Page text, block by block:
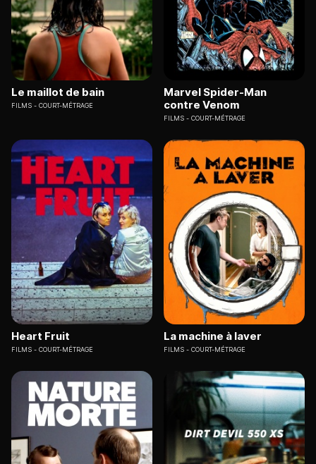
Le maillot de bain
FILMS COURT-MÉTRAGE
Marvel Spider-Man
contre Venom
FILMS COURT-MÉTRAGE
Heart Fruit
FILMS COURT-MÉTRAGE
La machine à laver
FILMS COURT-MÉTRAGE